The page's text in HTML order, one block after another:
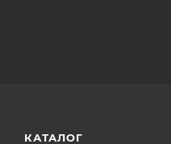
КАТАЛОГ